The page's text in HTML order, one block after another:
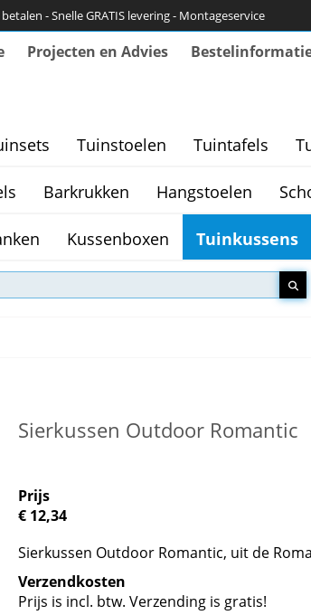
- Snelle GRATIS levering - Montageservice
Projecten en Advies
Tuinstoelen Tuintafels
Barkrukken Hangstoelen
Kussenboxen Tuinkussens
Sierkussen Outdoor Romantic
Prijs
€ 12,34
Sierkussen Outdoor Romantic, uit de
Verzendkosten
Prijs is incl. btw. Verzending is gratis!